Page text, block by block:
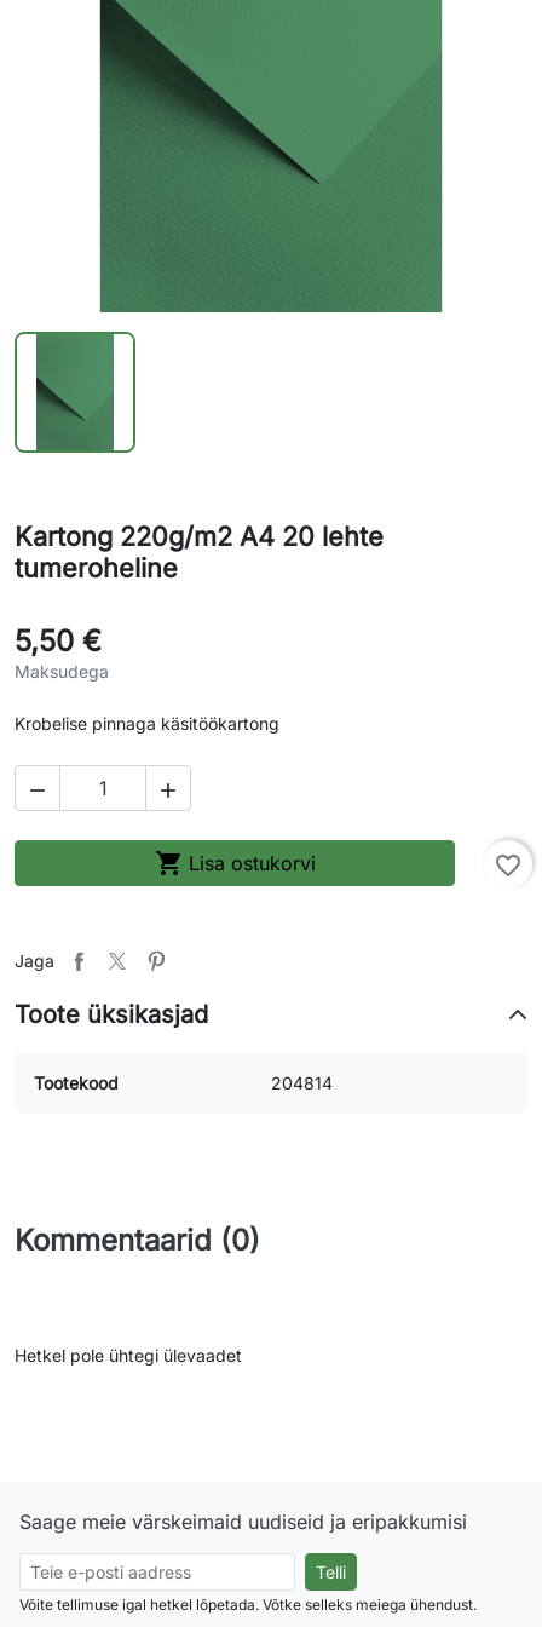
Kartong 220g/m2 A4 20 lehte
tumeroheline
5,50 €
Maksudega
Krobelise pinnaga käsitöökartong
 
 Lisa ostukorvi favorite_border
Jaga
Toote üksikasjad
Tootekood 204814
Kommentaarid (0)
Hetkel pole ühtegi ülevaadet
Saage meie värskeimaid uudiseid ja eripakkumisi
Võite tellimuse igal hetkel lõpetada. Võtke selleks meiega ühendust.